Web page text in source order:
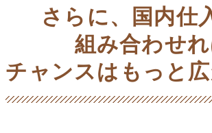
さらに、国内仕
組み合わせ
チャンスはもっと